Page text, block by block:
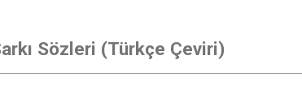
Sözleri (Türkçe Çeviri)